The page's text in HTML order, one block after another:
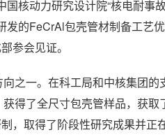
核动力研究设计院“核电耐事
发的FeCrAl包壳管材制备工艺
参会见证。
之一。在科工局和中核集团的
得了全尺寸包壳管样品，获取
，取得了阶段性研究成果并正